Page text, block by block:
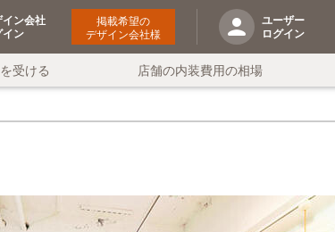
ン会社
イン
掲載希望の
デザイン会社様
ユーザー
ログイン
受ける 店舗の内装費用の相場